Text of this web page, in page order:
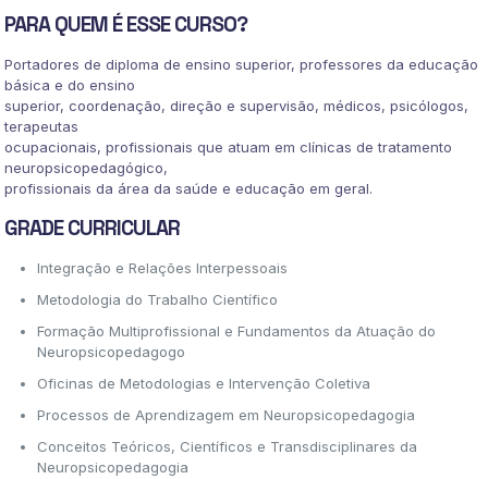
PARA QUEM É ESSE CURSO?
Portadores de diploma de ensino superior, professores da educação
básica e do ensino
superior, coordenação, direção e supervisão, médicos, psicólogos,
terapeutas
ocupacionais, profissionais que atuam em clínicas de tratamento
neuropsicopedagógico,
profissionais da área da saúde e educação em geral.
GRADE CURRICULAR
Integração e Relações Interpessoais
Metodologia do Trabalho Científico
Formação Multiprofissional e Fundamentos da Atuação do
Neuropsicopedagogo
Oficinas de Metodologias e Intervenção Coletiva
Processos de Aprendizagem em Neuropsicopedagogia
Conceitos Teóricos, Científicos e Transdisciplinares da
Neuropsicopedagogia